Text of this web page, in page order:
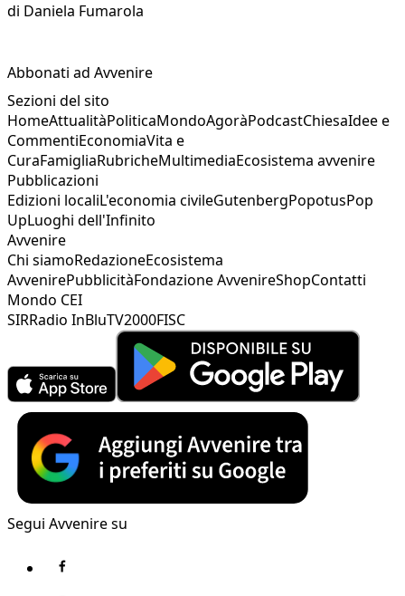
di Daniela Fumarola
Abbonati ad Avvenire
Sezioni del sito
HomeAttualitàPoliticaMondoAgoràPodcastChiesaIdee e
CommentiEconomiaVita e
CuraFamigliaRubricheMultimediaEcosistema avvenire
Pubblicazioni
Edizioni localiL'economia civileGutenbergPopotusPop
UpLuoghi dell'Infinito
Avvenire
Chi siamoRedazioneEcosistema
AvvenirePubblicitàFondazione AvvenireShopContatti
Mondo CEI
SIRRadio InBluTV2000FISC
Segui Avvenire su